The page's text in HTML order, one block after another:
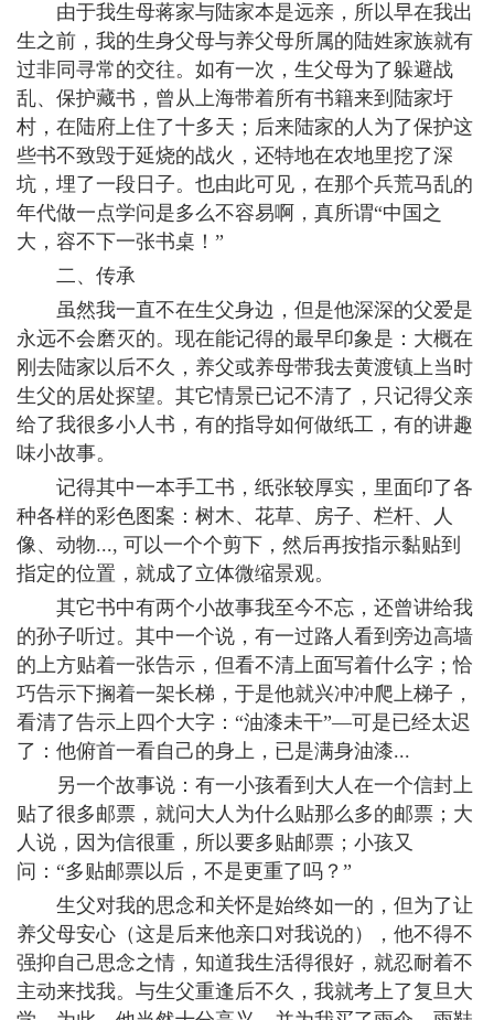
由于我生母蒋家与陆家本是远亲，所以早在我出
生之前，我的生身父母与养父母所属的陆姓家族就有
过非同寻常的交往。如有一次，生父母为了躲避战
乱、保护藏书，曾从上海带着所有书籍来到陆家圩
村，在陆府上住了十多天；后来陆家的人为了保护这
些书不致毁于延烧的战火，还特地在农地里挖了深
坑，埋了一段日子。也由此可见，在那个兵荒马乱的
年代做一点学问是多么不容易啊，真所谓“中国之
大，容不下一张书桌！”
二、传承
虽然我一直不在生父身边，但是他深深的父爱是
永远不会磨灭的。现在能记得的最早印象是：大概在
刚去陆家以后不久，养父或养母带我去黄渡镇上当时
生父的居处探望。其它情景已记不清了，只记得父亲
给了我很多小人书，有的指导如何做纸工，有的讲趣
味小故事。
记得其中一本手工书，纸张较厚实，里面印了各
种各样的彩色图案：树木、花草、房子、栏杆、人
像、动物..., 可以一个个剪下，然后再按指示黏贴到
指定的位置，就成了立体微缩景观。
其它书中有两个小故事我至今不忘，还曾讲给我
的孙子听过。其中一个说，有一过路人看到旁边高墙
的上方贴着一张告示，但看不清上面写着什么字；恰
巧告示下搁着一架长梯，于是他就兴冲冲爬上梯子，
看清了告示上四个大字：“油漆未干”—可是已经太迟
了：他俯首一看自己的身上，已是满身油漆...
另一个故事说：有一小孩看到大人在一个信封上
贴了很多邮票，就问大人为什么贴那么多的邮票；大
人说，因为信很重，所以要多贴邮票；小孩又
问：“多贴邮票以后，不是更重了吗？”
生父对我的思念和关怀是始终如一的，但为了让
养父母安心（这是后来他亲口对我说的），他不得不
强抑自己思念之情，知道我生活得很好，就忍耐着不
主动来找我。与生父重逢后不久，我就考上了复旦大